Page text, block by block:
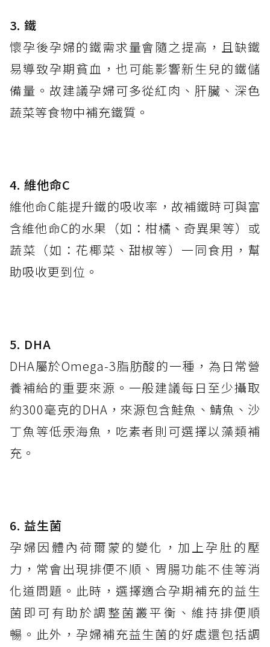
3. 鐵
懷孕後孕婦的鐵需求量會隨之提高，且缺鐵
易導致孕期貧血，也可能影響新生兒的鐵儲
備量。故建議孕婦可多從紅肉、肝臟、深色
蔬菜等食物中補充鐵質。
4. 維他命C
維他命C能提升鐵的吸收率，故補鐵時可與富
含維他命C的水果（如：柑橘、奇異果等）或
蔬菜（如：花椰菜、甜椒等）一同食用，幫
助吸收更到位。
5. DHA
DHA屬於Omega‑3脂肪酸的一種，為日常營
養補給的重要來源。一般建議每日至少攝取
約300毫克的DHA，來源包含鮭魚、鯖魚、沙
丁魚等低汞海魚，吃素者則可選擇以藻類補
充。
6. 益生菌
孕婦因體內荷爾蒙的變化，加上孕肚的壓
力，常會出現排便不順、胃腸功能不佳等消
化道問題。此時，選擇適合孕期補充的益生
菌即可有助於調整菌叢平衡、維持排便順
暢。此外，孕婦補充益生菌的好處還包括調